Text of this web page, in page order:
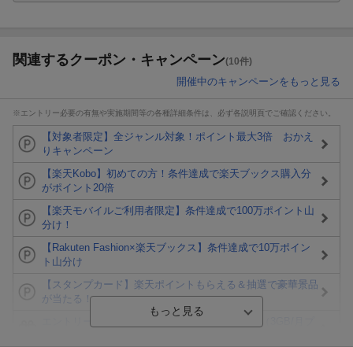
関連するクーポン・キャンペーン(10件)
開催中のキャンペーンをもっと見る
※エントリー必要の有無や実施期間等の各種詳細条件は、必ず各説明頁でご確認ください。
【対象者限定】全ジャンル対象！ポイント最大3倍 おかえ
りキャンペーン
【楽天Kobo】初めての方！条件達成で楽天ブックス購入分
がポイント20倍
【楽天モバイルご利用者限定】条件達成で100万ポイント山
分け！
【Rakuten Fashion×楽天ブックス】条件達成で10万ポイン
ト山分け
【スタンプカード】楽天ポイントもらえる＆抽選で豪華景品
が当たる！